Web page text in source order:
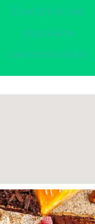
Overzicht van
populaire
taartenwinkels